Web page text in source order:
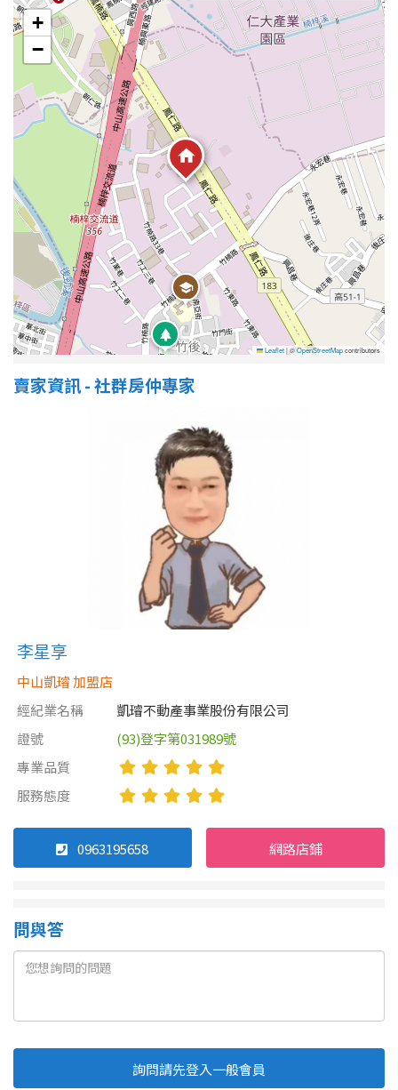
嘉義縣
台南市
高雄市
澎湖縣
屏東縣
台東縣
花蓮縣
金門連江
40~50 坪 50~60 坪
60~70 坪 70~80 坪
80坪以上
~ 坪
樓層
不拘
地下室
1樓 2樓
3樓 4樓
5~10樓
~
1房
3房
4房
屋齡
5-10 年 10-20 年
20-30 年 30-40 年
40 年以上
+
−
Leaflet|©OpenStreetMapcontributors
賣家資訊 - 社群房仲專家
李星享
中山凱璿 加盟店
經紀業名稱
凱璿不動產事業股份有限公司
證號
(93)登字第031989號
專業品質
服務態度
0963195658 網路店鋪
問與答
詢問請先登入一般會員